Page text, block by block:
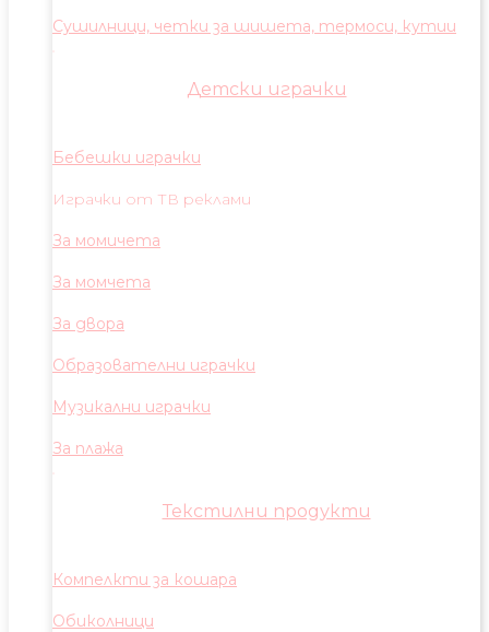
Сушилници, четки за шишета, термоси, кутии
Детски играчки
Бебешки играчки
Играчки от ТВ реклами
За момичета
За момчета
За двора
Образователни играчки
Музикални играчки
За плажа
Текстилни продукти
Компелкти за кошара
Обиколници